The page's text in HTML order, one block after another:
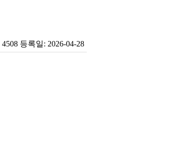
4508 등록일: 2026-04-28